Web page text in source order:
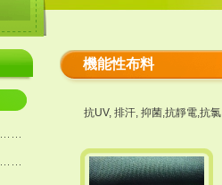
機能性布料
抗UV, 排汗, 抑菌,抗靜電,抗